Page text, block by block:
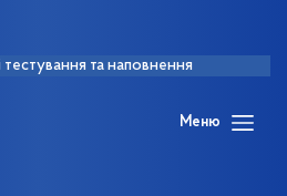
та наповнення
Меню